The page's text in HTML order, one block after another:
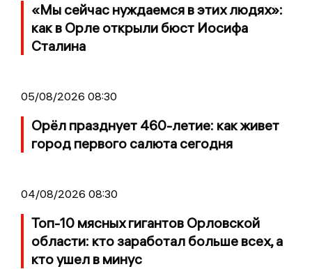
«Мы сейчас нуждаемся в этих людях»:
как в Орле открыли бюст Иосифа
Сталина
05/08/2026 08:30
Орёл празднует 460-летие: как живет
город первого салюта сегодня
04/08/2026 08:30
Топ-10 мясных гигантов Орловской
области: кто заработал больше всех, а
кто ушел в минус